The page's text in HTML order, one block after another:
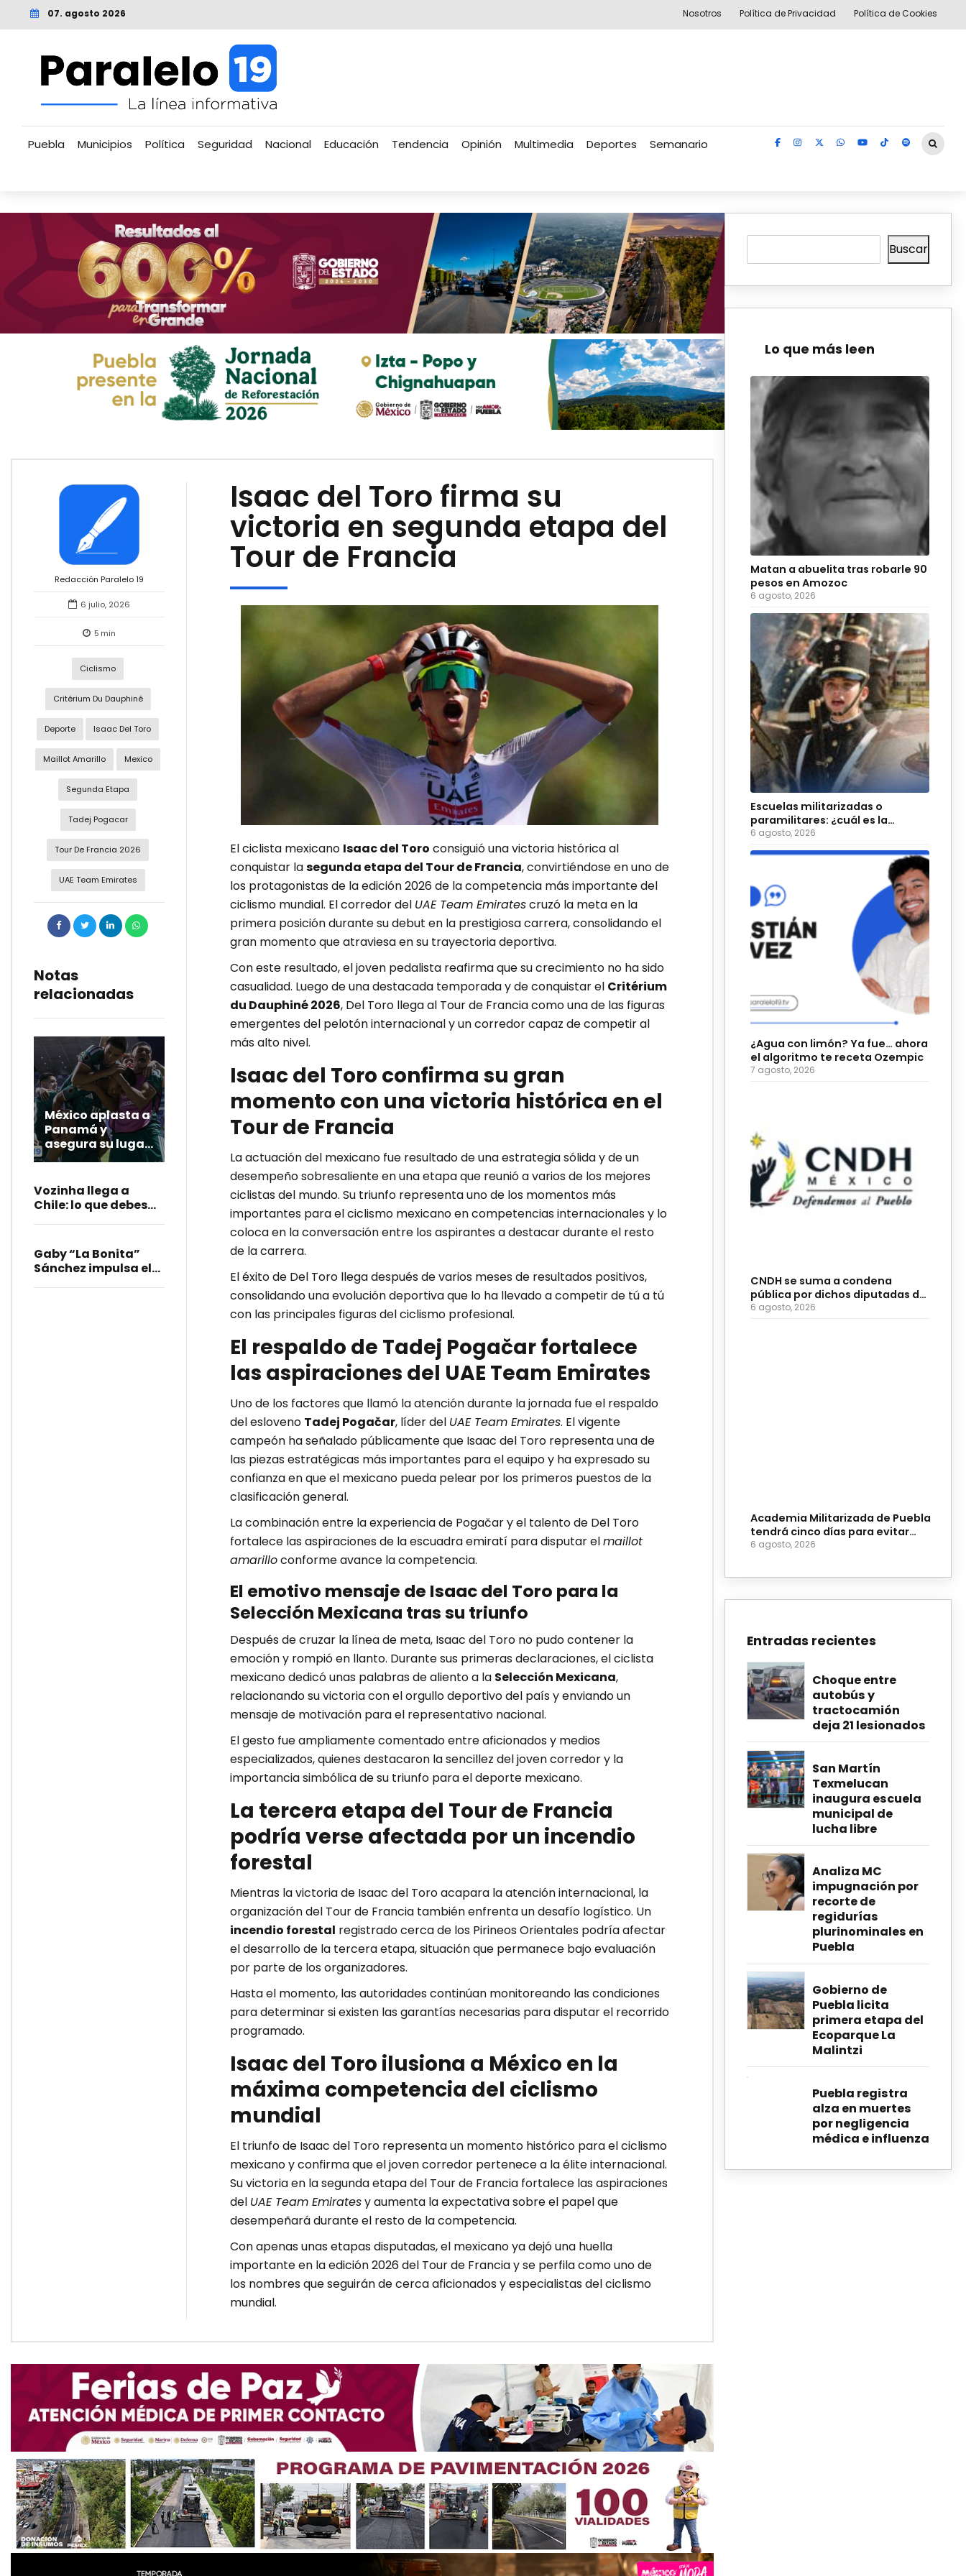
07. agosto 2026 Nosotros Política de Privacidad Política de Cookies
Puebla Municipios Política Seguridad Nacional Educación Tendencia Opinión Multimedia Deportes Semanario
Redacción Paralelo 19
6 julio, 2026
5 min
Ciclismo
Critérium Du Dauphiné
Deporte Isaac Del Toro
Maillot Amarillo Mexico
Segunda Etapa
Tadej Pogacar
Tour De Francia 2026
UAE Team Emirates
Notas
relacionadas
México aplasta a
Panamá y
asegura su lugar
en el Mundial
Vozinha llega a
Chile: lo que debes
Gaby “La Bonita”
Sánchez impulsa el
Isaac del Toro firma su
victoria en segunda etapa del
Tour de Francia
El ciclista mexicano Isaac del Toro consiguió una victoria histórica al
conquistar lasegunda etapa del Tour de Francia, convirtiéndose en uno de
los protagonistas de la edición 2026 de la competencia más importante del
ciclismo mundial. El corredor del UAE Team Emiratescruzó la meta en la
primera posición durante su debut en la prestigiosa carrera, consolidando el
gran momento que atraviesa en su trayectoria deportiva.
Con este resultado, el joven pedalista reafirma que su crecimiento no ha sido
casualidad. Luego de una destacada temporada y de conquistar el Critérium
du Dauphiné 2026, Del Toro llega al Tour de Francia como una de las figuras
emergentes del pelotón internacional y un corredor capaz de competir al
más alto nivel.
Isaac del Toro confirma su gran
momento con una victoria histórica en el
Tour de Francia
La actuación del mexicano fue resultado de una estrategia sólida y de un
desempeño sobresaliente en una etapa que reunió a varios de los mejores
ciclistas del mundo. Su triunfo representa uno de los momentos más
importantes para el ciclismo mexicano en competencias internacionales y lo
coloca en la conversación entre los aspirantes a destacar durante el resto
de la carrera.
El éxito de Del Toro llega después de varios meses de resultados positivos,
consolidando una evolución deportiva que lo ha llevado a competir de tú a tú
con las principales figuras del ciclismo profesional.
El respaldo de Tadej Pogačar fortalece
las aspiraciones del UAE Team Emirates
Uno de los factores que llamó la atención durante la jornada fue el respaldo
del esloveno Tadej Pogačar, líder del UAE Team Emirates. El vigente
campeón ha señalado públicamente que Isaac del Toro representa una de
las piezas estratégicas más importantes para el equipo y ha expresado su
confianza en que el mexicano pueda pelear por los primeros puestos de la
clasificación general.
La combinación entre la experiencia de Pogačar y el talento de Del Toro
fortalece las aspiraciones de la escuadra emiratí para disputar elmaillot
amarilloconforme avance la competencia.
El emotivo mensaje de Isaac del Toro para la
Selección Mexicana tras su triunfo
Después de cruzar la línea de meta, Isaac del Toro no pudo contener la
emoción y rompió en llanto. Durante sus primeras declaraciones, el ciclista
mexicano dedicó unas palabras de aliento a la Selección Mexicana,
relacionando su victoria con el orgullo deportivo del país y enviando un
mensaje de motivación para el representativo nacional.
El gesto fue ampliamente comentado entre aficionados y medios
especializados, quienes destacaron la sencillez del joven corredor y la
importancia simbólica de su triunfo para el deporte mexicano.
La tercera etapa del Tour de Francia
podría verse afectada por un incendio
forestal
Mientras la victoria de Isaac del Toro acapara la atención internacional, la
organización del Tour de Francia también enfrenta un desafío logístico. Un
incendio forestal registrado cerca de los Pirineos Orientales podría afectar
el desarrollo de la tercera etapa, situación que permanece bajo evaluación
por parte de los organizadores.
Hasta el momento, las autoridades continúan monitoreando las condiciones
para determinar si existen las garantías necesarias para disputar el recorrido
programado.
Isaac del Toro ilusiona a México en la
máxima competencia del ciclismo
mundial
El triunfo de Isaac del Toro representa un momento histórico para el ciclismo
mexicano y confirma que el joven corredor pertenece a la élite internacional.
Su victoria en la segunda etapa del Tour de Francia fortalece las aspiraciones
del UAE Team Emiratesy aumenta la expectativa sobre el papel que
desempeñará durante el resto de la competencia.
Con apenas unas etapas disputadas, el mexicano ya dejó una huella
importante en la edición 2026 del Tour de Francia y se perfila como uno de
los nombres que seguirán de cerca aficionados y especialistas del ciclismo
mundial.
Buscar
Lo que más leen
Matan a abuelita tras robarle 90
pesos en Amozoc
6 agosto, 2026
Escuelas militarizadas o
paramilitares: ¿cuál es la
diferencia?
6 agosto, 2026
¿Agua con limón? Ya fue… ahora
el algoritmo te receta Ozempic
7 agosto, 2026
CNDH se suma a condena
pública por dichos diputadas de
Morena
6 agosto, 2026
Academia Militarizada de Puebla
tendrá cinco días para evitar
suspensión
6 agosto, 2026
Entradas recientes
Choque entre
autobús y
tractocamión
deja 21 lesionados
San Martín
Texmelucan
inaugura escuela
municipal de
lucha libre
Analiza MC
impugnación por
recorte de
regidurías
plurinominales en
Puebla
Gobierno de
Puebla licita
primera etapa del
Ecoparque La
Malintzi
Puebla registra
alza en muertes
por negligencia
médica e influenza